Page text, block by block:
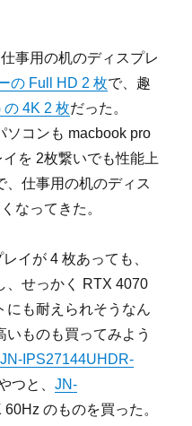
事用の机のディスプレ
の Full HD 2 枚で、趣
の 4K 2 枚だった。
ソコンも macbook pro
を 2枚繋いでも性能上
、仕事用の机のディス
なってきた。
イが 4 枚あっても、
、せっかく RTX 4070
にも耐えられそうなん
ものも買ってみよう
JN-IPS27144UHDR-
つと、JN-
60Hz のものを買った。